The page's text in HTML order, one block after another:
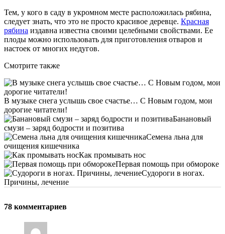
Тем, у кого в саду в укромном месте расположилась рябина,
следует знать, что это не просто красивое деревце. Красная
рябина издавна известна своими целебными свойствами. Ее
плоды можно использовать для приготовления отваров и
настоек от многих недугов.
Смотрите также
В музыке снега услышь свое счастье… С Новым годом, мои
дорогие читатели!
Банановый
смузи – заряд бодрости и позитива
Семена льна для
очищения кишечника
Как промывать нос
Первая помощь при обмороке
Судороги в ногах.
Причины, лечение
78 комментариев